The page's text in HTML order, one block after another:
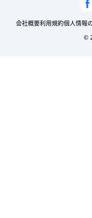
会社概要利用規約個人情報
©